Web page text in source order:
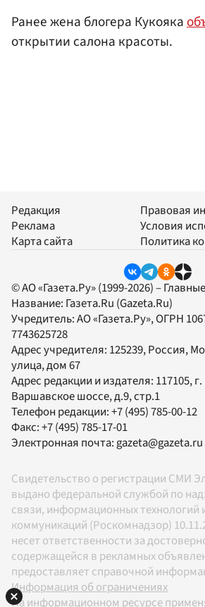
Ранее жена блогера Кукояка
открытии салона красоты.
Редакция
Реклама
Карта сайта
Правовая
Условия
Политика
© АО «Газета.Ру» (1999-2026) –
Название: Газета.Ru (Gazeta.Ru)
Учредитель:АО «Газета.Ру», ОГРН
7743625728
Адрес учредителя: 125239, Россия,
улица, дом 67
Адрес редакции и издателя: 117105, г.
Варшавское шоссе, д.9, стр.1
Телефон редакции:+7 (495) 785-00-12
Факс:+7 (495) 785-17-01
Электронная почта: gazeta@gazeta.ru
Свидетельство о регистрации СМИ
выдано федеральной службой по
связи, информационных технологий
коммуникаций (Роскомнадзор)
несет ответственности за
содержащейся в рекламных
предоставляет справочной
Информация об ограничениях
На информационном ресурсе